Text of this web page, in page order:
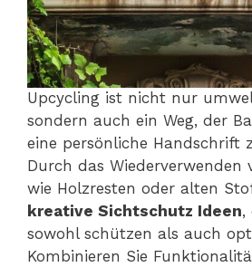
Upcycling ist nicht nur
sondern auch ein Weg, der
eine persönliche Handschrift
Durch das Wiederverwenden
wie Holzresten oder alten
kreative Sichtschutz Ideen,
sowohl schützen als auch
Kombinieren Sie